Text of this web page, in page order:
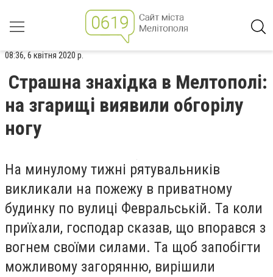
08:36, 6 квітня 2020 р.
Страшна знахідка в Мелтополі:
на згарищі виявили обгорілу
ногу
На минулому тижні рятувальників
викликали на пожежу в приватному
будинку по вулиці Февральській. Та коли
приїхали, господар сказав, що впорався з
вогнем своїми силами. Та щоб запобігти
можливому загорянню, вирішили